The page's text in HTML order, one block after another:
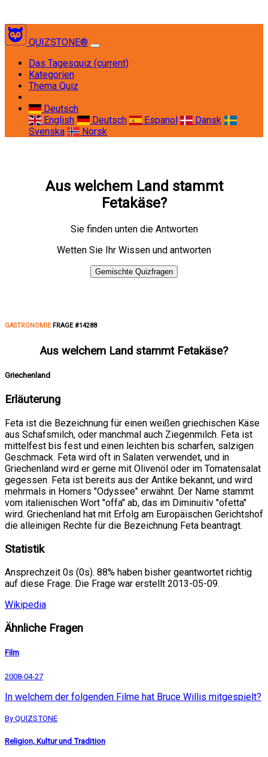
QUIZSTONE®
Das Tagesquiz (current)
Kategorien
Thema Quiz
Deutsch
English
Deutsch Espanol
Dansk
Svenska
Norsk
Aus welchem Land stammt
Fetakäse?
Sie finden unten die Antworten
Wetten Sie Ihr Wissen und antworten
Gemischte Quizfragen
GASTRONOMIEFRAGE #14288
Aus welchem Land stammt Fetakäse?
Griechenland
Erläuterung
Feta ist die Bezeichnung für einen weißen griechischen Käse
aus Schafsmilch, oder manchmal auch Ziegenmilch. Feta ist
mittelfest bis fest und einen leichten bis scharfen, salzigen
Geschmack. Feta wird oft in Salaten verwendet, und in
Griechenland wird er gerne mit Olivenöl oder im Tomatensalat
gegessen. Feta ist bereits aus der Antike bekannt, und wird
mehrmals in Homers "Odyssee" erwähnt. Der Name stammt
vom italienischen Wort "offa" ab, das im Diminuitiv "ofetta"
wird. Griechenland hat mit Erfolg am Europäischen Gerichtshof
die alleinigen Rechte für die Bezeichnung Feta beantragt.
Statistik
Ansprechzeit 0s (0s). 88% haben bisher geantwortet richtig
auf diese Frage. Die Frage war erstellt 2013-05-09.
Wikipedia
Ähnliche Fragen
Film
2008-04-27
In welchem der folgenden Filme hat Bruce Willis mitgespielt?
By QUIZSTONE
Religion, Kultur und Tradition